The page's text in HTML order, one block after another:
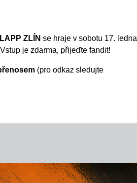
ZLÍN se hraje v sobotu 17. ledna
je zdarma, přijeďte fandit!
(pro odkaz sledujte